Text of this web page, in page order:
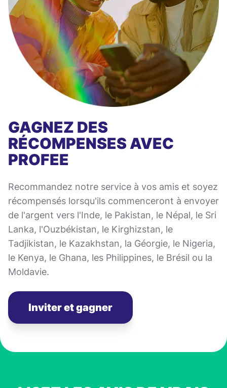
GAGNEZ DES
RÉCOMPENSES AVEC
PROFEE
Recommandez notre service à vos amis et soyez
récompensés lorsqu'ils commenceront à envoyer
de l'argent vers l'Inde, le Pakistan, le Népal, le Sri
Lanka, l'Ouzbékistan, le Kirghizstan, le
Tadjikistan, le Kazakhstan, la Géorgie, le Nigeria,
le Kenya, le Ghana, les Philippines, le Brésil ou la
Moldavie.
Inviter et gagner